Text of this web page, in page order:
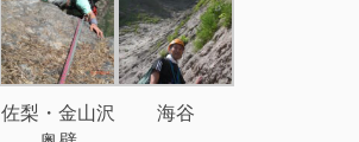
佐梨・金山沢
海谷